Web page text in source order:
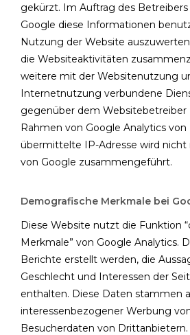
gekürzt. Im Auftrag des
Google diese Informationen
Nutzung der Website
die Websiteaktivitäten
weitere mit der Websitenutzung
Internetnutzung verbundene
gegenüber dem Websitebetreiber
Rahmen von Google Analytics
übermittelte IP-Adresse wird
von Google zusammengeführt.
Demografische Merkmale bei
Diese Website nutzt die Funktion
Merkmale” von Google Analytics.
Berichte erstellt werden, die
Geschlecht und Interessen der
enthalten. Diese Daten stammen
interessenbezogener Werbung
Besucherdaten von